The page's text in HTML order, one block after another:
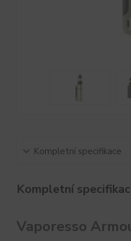
Kompletní specifikace
Kompletní
Vaporesso